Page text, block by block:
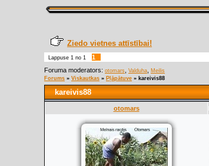
Ziedo vietnes attīstībai!
Lappuse 1 no 1
1
Foruma moderators: otomars Valduha
Meilis
Forums » Viskautkas » Pļāpātuve » kareivis88
kareivis88
otomars